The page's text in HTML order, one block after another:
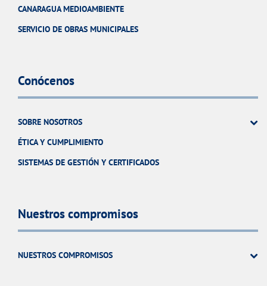
CANARAGUA MEDIOAMBIENTE
SERVICIO DE OBRAS MUNICIPALES
Conócenos
SOBRE NOSOTROS
ÉTICA Y CUMPLIMIENTO
SISTEMAS DE GESTIÓN Y CERTIFICADOS
Nuestros compromisos
NUESTROS COMPROMISOS